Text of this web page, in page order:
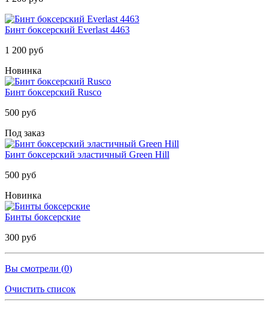
Бинт боксерский Everlast 4463
1 200 руб
Новинка
Бинт боксерский Rusco
500 руб
Под заказ
Бинт боксерский эластичный Green Hill
500 руб
Новинка
Бинты боксерские
300 руб
Вы смотрели (0)
Очистить список